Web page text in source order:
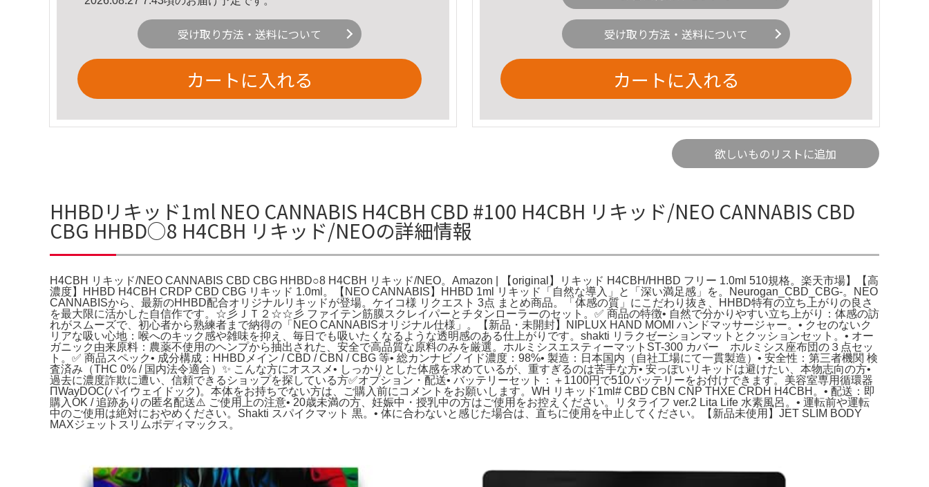
受け取り方法・送料について
カートに入れる
受け取り方法・送料について
カートに入れる
欲しいものリストに追加
HHBDリキッド1ml NEO CANNABIS H4CBH CBD #100 H4CBH リキッド/NEO CANNABIS CBD
CBG HHBD○8 H4CBH リキッド/NEOの詳細情報
H4CBH リキッド/NEO CANNABIS CBD CBG HHBD○8 H4CBH リキッド/NEO。Amazon | 【original】リキッド H4CBH/HHBD フリー 1.0ml 510規格。楽天市場】【高
濃度】HHBD H4CBH CRDP CBD CBG リキッド 1.0ml。【NEO CANNABIS】HHBD 1ml リキッド「自然な導入」と「深い満足感」を。Neurogan_CBD_CBG-。NEO
CANNABISから、最新のHHBD配合オリジナルリキッドが登場。ケイコ様 リクエスト 3点 まとめ商品。「体感の質」にこだわり抜き、HHBD特有の立ち上がりの良さ
を最大限に活かした自信作です。☆彡ＪＴ２☆☆彡 ファイテン筋膜スクレイパーとチタンローラーのセット。✅ 商品の特徴• 自然で分かりやすい立ち上がり：体感の訪
れがスムーズで、初心者から熟練者まで納得の「NEO CANNABISオリジナル仕様」。【新品・未開封】NIPLUX HAND MOMI ハンドマッサージャー。• クセのないク
リアな吸い心地：喉へのキック感や雑味を抑え、毎日でも吸いたくなるような透明感のある仕上がりです。shakti リラクゼーションマットとクッションセット。• オー
ガニック由来原料：農薬不使用のヘンプから抽出された、安全で高品質な原料のみを厳選。ホルミシスエスティーマットST-300 カバー ホルミシス座布団の３点セッ
ト。✅ 商品スペック• 成分構成：HHBDメイン / CBD / CBN / CBG 等• 総カンナビノイド濃度：98%• 製造：日本国内（自社工場にて一貫製造）• 安全性：第三者機関 検
査済み（THC 0% / 国内法令適合）✨ こんな方にオススメ• しっかりとした体感を求めているが、重すぎるのは苦手な方• 安っぽいリキッドは避けたい、本物志向の方•
過去に濃度詐欺に遭い、信頼できるショップを探している方✅オプション・配送• バッテリーセット：＋1100円で510バッテリーをお付けできます。美容室専用循環器
ΠWayDOC(パイウェイドック)。本体をお持ちでない方は、ご購入前にコメントをお願いします。WH リキッド1ml# CBD CBN CNP THXE CRDH H4CBH。• 配送：即
購入OK / 追跡ありの匿名配送⚠️ ご使用上の注意• 20歳未満の方、妊娠中・授乳中の方はご使用をお控えください。リタライフ ver.2 Lita Life 水素風呂。• 運転前や運転
中のご使用は絶対におやめください。Shakti スパイクマット 黒。• 体に合わないと感じた場合は、直ちに使用を中止してください。【新品未使用】JET SLIM BODY
MAXジェットスリムボディマックス。